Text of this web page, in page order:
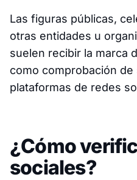
Las figuras públicas,
otras entidades u
suelen recibir la marca
como comprobación
plataformas de redes
¿Cómo
sociales?